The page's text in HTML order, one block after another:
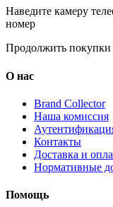
Наведите камеру
номер
Продолжить покупки
О нас
Brand Collector
Наша комиссия
Контакты
Доставка и
Нормативные
Помощь